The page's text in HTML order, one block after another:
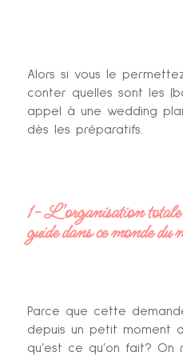
Alors si vous le
conter quelles sont les
appel à une wedding
dès les préparatifs.
1- L’organisation
guide dans ce monde du
Parce que cette
depuis un petit moment
qu’est ce qu’on fait?